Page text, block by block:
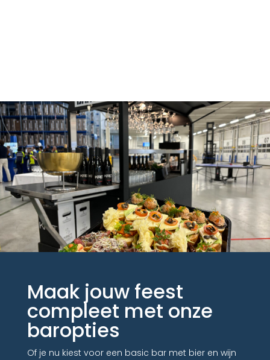
Maak jouw feest
compleet met onze
baropties
Of je nu kiest voor een basic bar met bier en wijn